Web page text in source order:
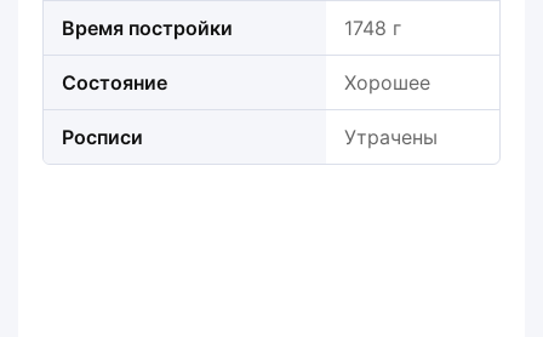
Время постройки 1748 г
Состояние Хорошее
Росписи Утрачены